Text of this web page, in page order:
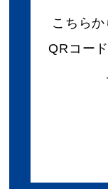
こちら
QRコー